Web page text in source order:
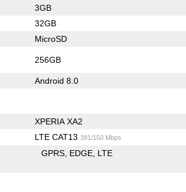
3GB
32GB
MicroSD
256GB
Android 8.0
XPERIA XA2
LTE CAT13 391/150 Mbps
GPRS EDGE LTE